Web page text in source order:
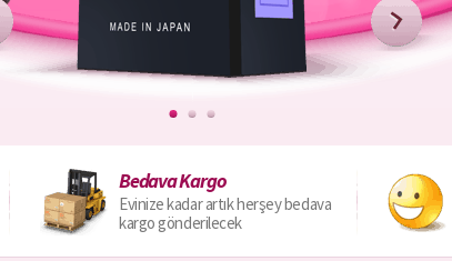
Bedava Kargo
Evinize kadar artık herşey bedava
kargo gönderilecek